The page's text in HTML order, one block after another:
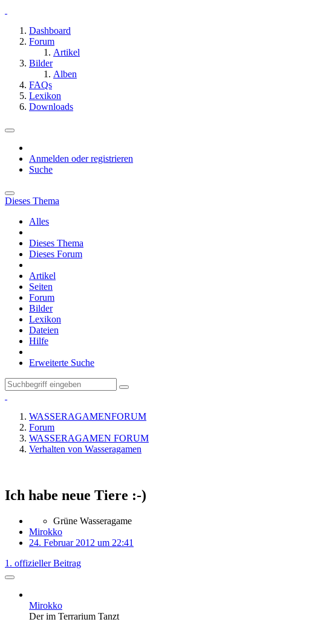
Dashboard
Forum
Artikel
Bilder
Alben
FAQs
Lexikon
Downloads
Anmelden oder registrieren
Suche
Dieses Thema
Alles
Dieses Thema
Dieses Forum
Artikel
Seiten
Forum
Bilder
Lexikon
Dateien
Hilfe
Erweiterte Suche
WASSERAGAMENFORUM
Forum
WASSERAGAMEN FORUM
Verhalten von Wasseragamen
Ich habe neue Tiere :-)
Grüne Wasseragame
Mirokko
24. Februar 2012 um 22:41
1. offizieller Beitrag
Mirokko
Der im Terrarium Tanzt